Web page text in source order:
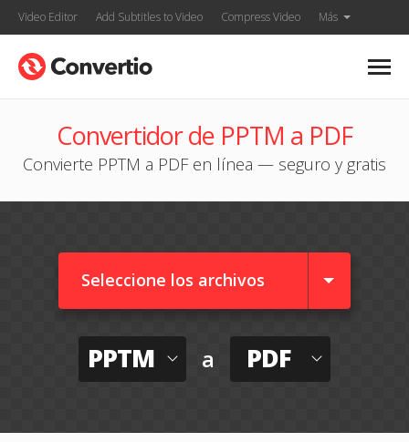
Video Editor Add Subtitles to Video Compress Video Más
Convertidor de PPTM a PDF
Convierte PPTM a PDF en línea — seguro y gratis
Seleccione los archivos
PPTM a PDF